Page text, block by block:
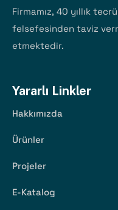
Firmamız, 40 yıllık
felsefesinden taviz
etmektedir.
Yararlı Linkler
Hakkımızda
Ürünler
Projeler
E-Katalog